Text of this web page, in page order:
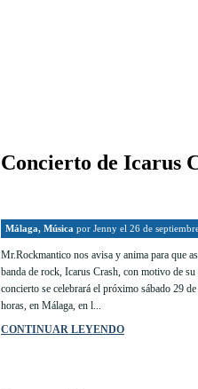
Concierto de Icarus
Málaga, Música por Jenny el 26 de
Mr.Rockmantico nos avisa y anima para que
banda de rock, Icarus Crash, con motivo de
concierto se celebrará el próximo sábado 29
horas, en Málaga, en l...
CONTINUAR LEYENDO